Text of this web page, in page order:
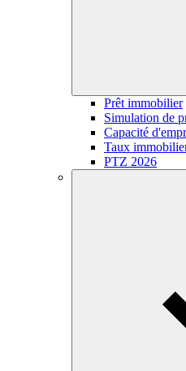
Prêt immobilier
Simulation de
Capacité
Taux
PTZ 2026